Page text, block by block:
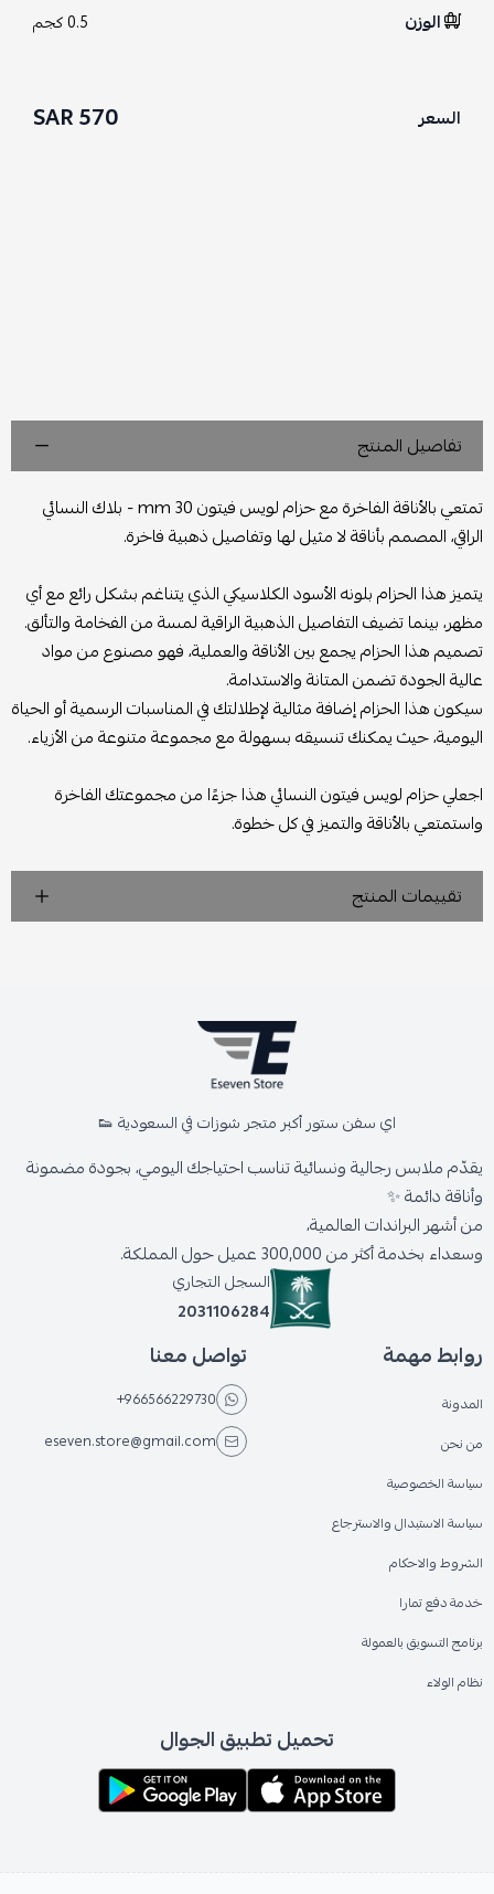
الوزن 0.5 كجم
السعر 570 SAR
تفاصيل المنتج
تمتعي بالأناقة الفاخرة مع حزام لويس فيتون 30 mm - بلاك النسائي
الراقي، المصمم بأناقة لا مثيل لها وتفاصيل ذهبية فاخرة.
يتميز هذا الحزام بلونه الأسود الكلاسيكي الذي يتناغم بشكل رائع مع أي
مظهر، بينما تضيف التفاصيل الذهبية الراقية لمسة من الفخامة والتألق.
تصميم هذا الحزام يجمع بين الأناقة والعملية، فهو مصنوع من مواد
عالية الجودة تضمن المتانة والاستدامة.
سيكون هذا الحزام إضافة مثالية لإطلالتك في المناسبات الرسمية أو الحياة
اليومية، حيث يمكنك تنسيقه بسهولة مع مجموعة متنوعة من الأزياء.
اجعلي حزام لويس فيتون النسائي هذا جزءًا من مجموعتك الفاخرة
واستمتعي بالأناقة والتميز في كل خطوة.
تقييمات المنتج
اي سفن ستور أكبر متجر شوزات في السعودية 👟
يقدّم ملابس رجالية ونسائية تناسب احتياجك اليومي، بجودة مضمونة
وأناقة دائمة ✨
من أشهر البراندات العالمية،
وسعداء بخدمة أكثر من 300,000 عميل حول المملكة.
السجل التجاري
2031106284
روابط مهمة
المدونة
من نحن
سياسة الخصوصية
سياسة الاستبدال والاسترجاع
الشروط والاحكام
خدمة دفع تمارا
برنامج التسويق بالعمولة
نظام الولاء
تواصل معنا
+966566229730
eseven.store@gmail.com
تحميل تطبيق الجوال